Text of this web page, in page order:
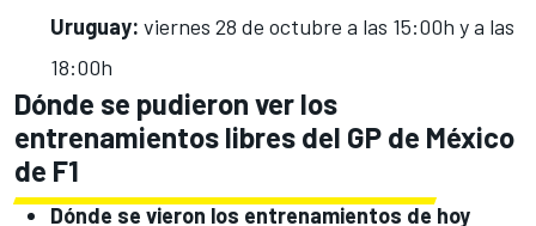
Uruguay: viernes 28 de octubre a las 15:00h y a las
18:00h
Dónde se pudieron ver los
entrenamientos libres del GP de México
de F1
Dónde se vieron los entrenamientos de hoy